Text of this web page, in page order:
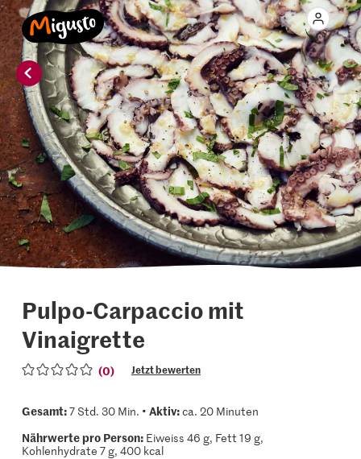
Pulpo-Carpaccio mit
Vinaigrette
(0) Jetzt bewerten
Gesamt:7 Std. 30 Min. • Aktiv:ca. 20 Minuten
Nährwerte pro Person:Eiweiss 46 g, Fett 19 g,
Kohlenhydrate 7 g, 400 kcal